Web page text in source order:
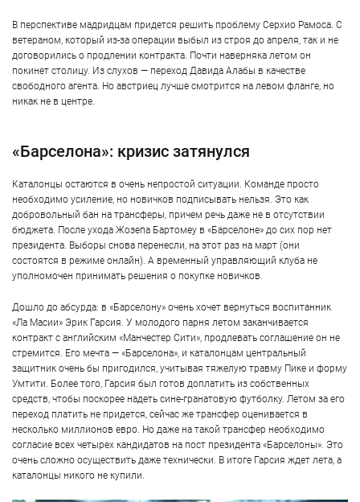
В перспективе мадридцам придется решить проблему Серхио Рамоса. С
ветераном, который из-за операции выбыл из строя до апреля, так и не
договорились о продлении контракта. Почти наверняка летом он
покинет столицу. Из слухов — переход Давида Алабы в качестве
свободного агента. Но австриец лучше смотрится на левом фланге, но
никак не в центре.
«Барселона»: кризис затянулся
Каталонцы остаются в очень непростой ситуации. Команде просто
необходимо усиление, но новичков подписывать нельзя. Это как
добровольный бан на трансферы, причем речь даже не в отсутствии
бюджета. После ухода Жозепа Бартомеу в «Барселоне» до сих пор нет
президента. Выборы снова перенесли, на этот раз на март (они
состоятся в режиме онлайн). А временный управляющий клуба не
уполномочен принимать решения о покупке новичков.
Дошло до абсурда: в «Барселону» очень хочет вернуться воспитанник
«Ла Масии» Эрик Гарсия. У молодого парня летом заканчивается
контракт с английским «Манчестер Сити», продлевать соглашение он не
стремится. Его мечта — «Барселона», и каталонцам центральный
защитник очень бы пригодился, учитывая тяжелую травму Пике и форму
Умтити. Более того, Гарсия был готов доплатить из собственных
средств, чтобы поскорее надеть сине-гранатовую футболку. Летом за его
переход платить не придется, сейчас же трансфер оценивается в
несколько миллионов евро. Но даже на такой трансфер необходимо
согласие всех четырех кандидатов на пост президента «Барселоны». Это
очень сложно осуществить даже технически. В итоге Гарсия ждет лета, а
каталонцы никого не купили.